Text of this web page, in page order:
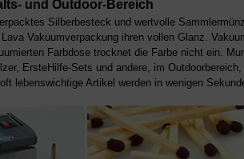
und Outdoor-Bereich
Silberbesteck und wertvolle
Vakuumverpackung ihren vollen Glanz.
Farbdose trocknet die Farbe nicht ein.
ErsteHilfe-Sets und andere, im
lebenswichtige Artikel werden in wenigen